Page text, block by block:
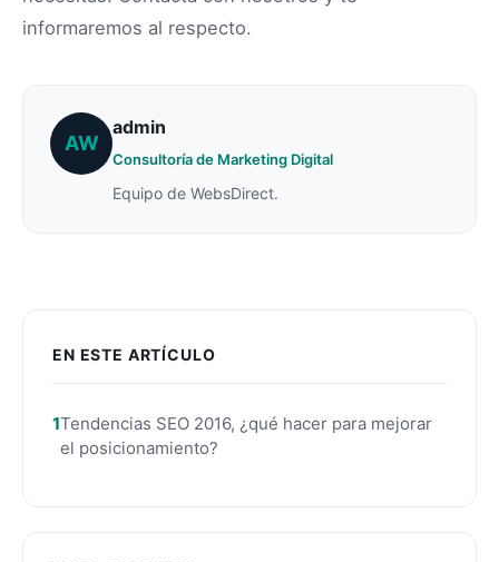
EN ESTE ARTÍCULO
Tendencias SEO 2016, ¿qué hacer para mejorar
el posicionamiento?
informaremos al respecto.
AW
admin
Consultoría de Marketing Digital
Equipo de WebsDirect.